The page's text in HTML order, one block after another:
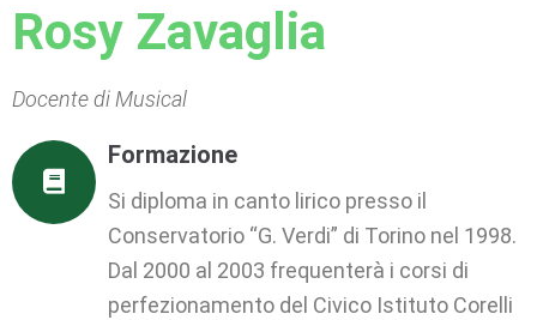
Rosy Zavaglia
Docente di Musical
Formazione
Si diploma in canto lirico presso il
Conservatorio “G. Verdi” di Torino nel 1998.
Dal 2000 al 2003 frequenterà i corsi di
perfezionamento del Civico Istituto Corelli